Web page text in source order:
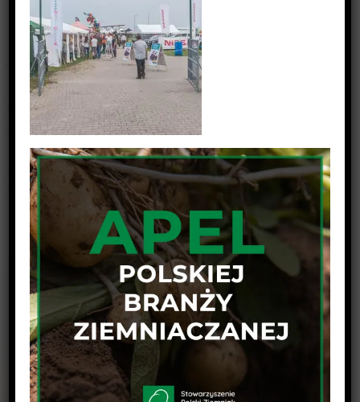
Udostępnij wpis na swojej platformie !
Facebook
TwitterLinkedinReddit Google+Pinterest
Vk